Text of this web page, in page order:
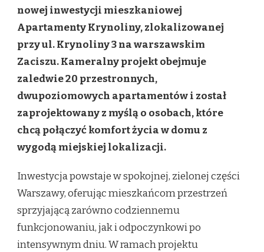
STANDARDY
NA
TARGÓWKU.
KAMERALNY
PROJEKT
LICZĄCY
APARTAMENTÓW
W
SPRZEDAŻY!
nowej inwestycji mieszkaniowej
Apartamenty Krynoliny, zlokalizowanej
przy ul. Krynoliny 3 na warszawskim
Zaciszu. Kameralny projekt obejmuje
zaledwie 20 przestronnych,
dwupoziomowych apartamentów i został
zaprojektowany z myślą o osobach, które
chcą połączyć komfort życia w domu z
wygodą miejskiej lokalizacji.
Inwestycja powstaje w spokojnej, zielonej części
Warszawy, oferując mieszkańcom przestrzeń
sprzyjającą zarówno codziennemu
funkcjonowaniu, jak i odpoczynkowi po
intensywnym dniu. W ramach projektu